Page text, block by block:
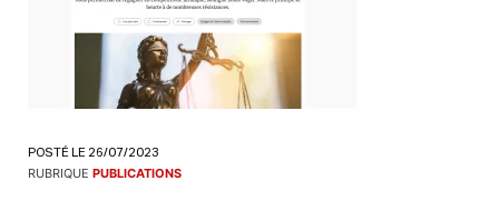
POSTÉ LE 26/07/2023
RUBRIQUE PUBLICATIONS